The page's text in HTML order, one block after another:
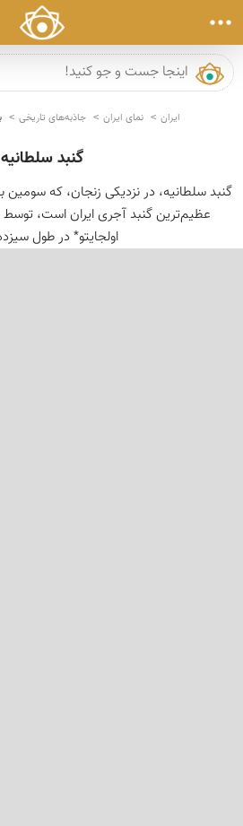
ایران نمای ایران جاذبه‌های تاریخی
گنبد سلطانیه
گنبد سلطانیه، در نزدیكی زنجان، كه
عظیم‌ترین گنبد آجری ایران است،
اولجایتو* در طول